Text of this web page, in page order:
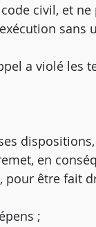
civil, et
sans
a violé les
ses
en
être fait
;